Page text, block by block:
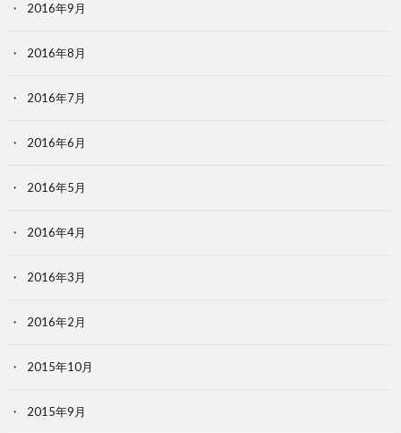
2016年9月
2016年8月
2016年7月
2016年6月
2016年5月
2016年4月
2016年3月
2016年2月
2015年10月
2015年9月